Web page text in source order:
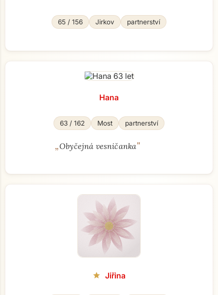
65 / 156 Jirkov partnerství
Hana
63 / 162 Most partnerství
„Obyčejná vesničanka"
star Jiřina